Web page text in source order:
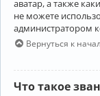
аватар, а также
не можете
администратором
Вернуться к
Что такое